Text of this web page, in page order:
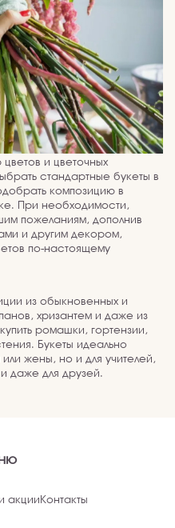
и цветочных
стандартные букеты в
композицию в
При необходимости,
пожеланиям, дополнив
и другим декором,
по-настоящему
из обыкновенных и
хризантем и даже из
ромашки, гортензии,
Букеты идеально
жены, но и для учителей,
даже для друзей.
акции Контакты